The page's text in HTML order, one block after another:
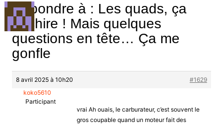
Répondre à : Les quads, ça
déchire ! Mais quelques
questions en tête… Ça me
gonfle
8 avril 2025 à 10h20
#1629
koko5610
Participant
vrai Ah ouais, le carburateur, c’est souvent le
gros coupable quand un moteur fait des